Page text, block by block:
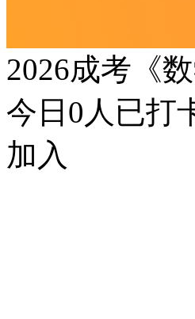
2026成考《
今日 0 人已打
加入